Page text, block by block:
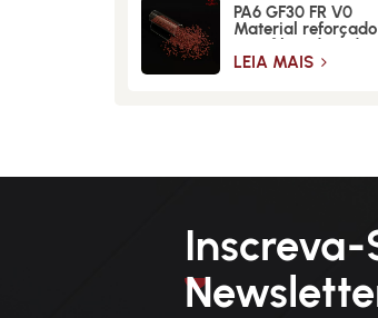
PA6 GF30 FR V0
Material reforçado
com fibra de vidro
retardante de
LEIA MAIS
Inscreva-